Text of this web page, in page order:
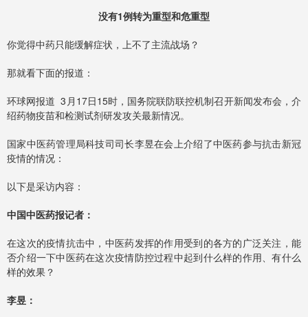
没有1例转为重型和危重型
你觉得中药只能缓解症状，上不了主流战场？
那就看下面的报道：
环球网报道 3月17日15时，国务院联防联控机制召开新闻发布会，介
绍药物疫苗和检测试剂研发攻关最新情况。
国家中医药管理局科技司司长李昱在会上介绍了中医药参与抗击新冠
疫情的情况：
以下是采访内容：
中国中医药报记者：
在这次的疫情抗击中，中医药发挥的作用受到的各方的广泛关注，能
否介绍一下中医药在这次疫情防控过程中起到什么样的作用、有什么
样的效果？
李昱：